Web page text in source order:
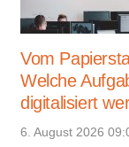
Vom
Welche
digitalisiert
6. August 2026